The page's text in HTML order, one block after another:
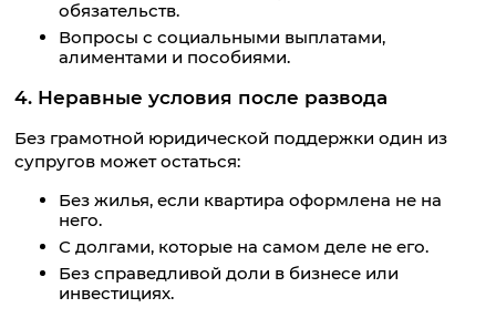
обязательств.
Вопросы с социальными выплатами,
алиментами и пособиями.
4. Неравные условия после развода
Без грамотной юридической поддержки один из
супругов может остаться:
Без жилья, если квартира оформлена не на
него.
С долгами, которые на самом деле не его.
Без справедливой доли в бизнесе или
инвестициях.